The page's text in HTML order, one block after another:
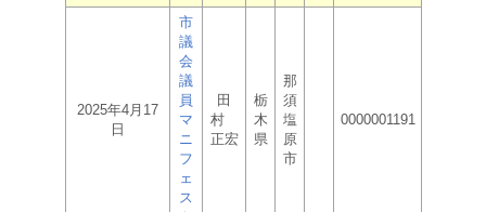
2025年4月17
日
市
議
会
議
員
マ
ニ
フ
ェ
ス
田
村
正宏
栃
木
県
那
須
塩
原
市
0000001191